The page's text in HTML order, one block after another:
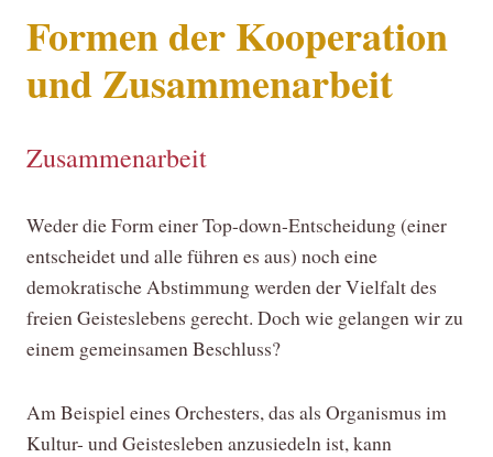
Formen der Kooperation
und Zusammenarbeit
Zusammenarbeit
Weder die Form einer Top-down-Entscheidung (einer
entscheidet und alle führen es aus) noch eine
demokratische Abstimmung werden der Vielfalt des
freien Geisteslebens gerecht. Doch wie gelangen wir zu
einem gemeinsamen Beschluss?
Am Beispiel eines Orchesters, das als Organismus im
Kultur- und Geistesleben anzusiedeln ist, kann